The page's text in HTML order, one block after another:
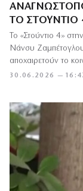
ΤΟ ΣΤΟΎΝΤΙΟ
30.06.2026 —
Το «Στούντιο 4»
Νάνσυ
αποχαιρετούν το